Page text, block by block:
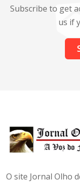
Subscribe to get
us if
O site Jornal Olho